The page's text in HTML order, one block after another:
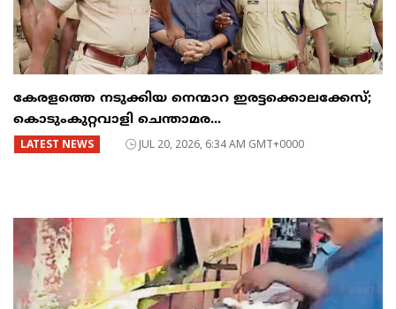
കേരളത്തെ നടുക്കിയ നെന്മാറ ഇരട്ടക്കൊലക്കേസ്;
കൊടുംകുറ്റവാളി ചെന്താമര...
LATEST NEWS JUL 20, 2026, 6:34 AM GMT+0000